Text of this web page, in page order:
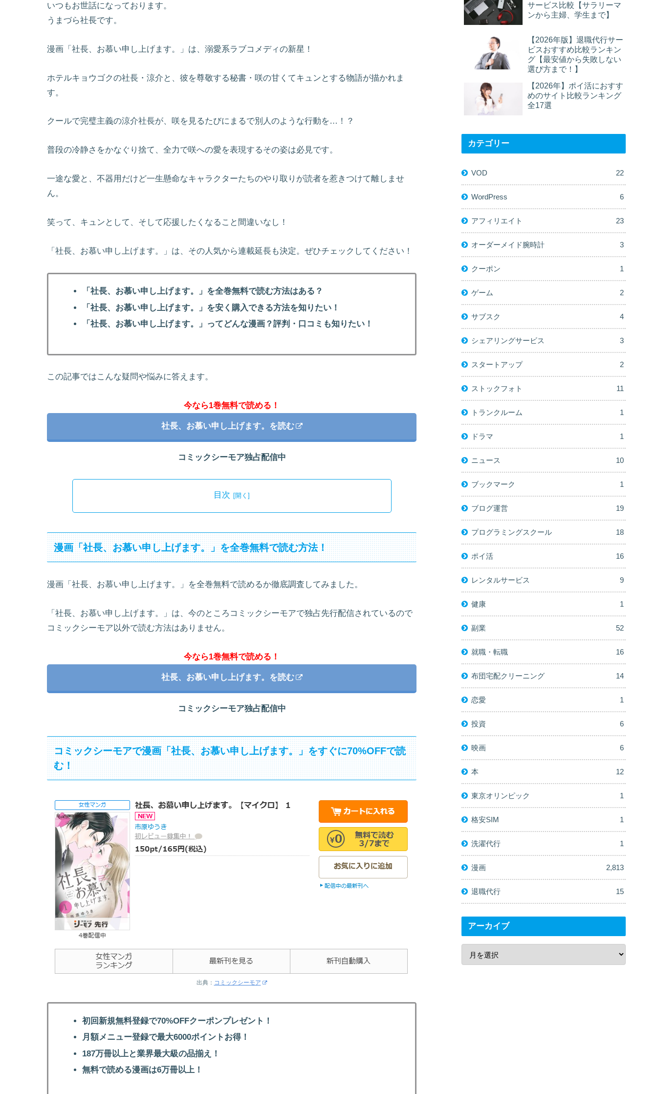
いつもお世話になっております。
うまづら社長です。
漫画「社長、お慕い申し上げます。」は、溺愛系ラブコメディの新星！
ホテルキョウゴクの社長・涼介と、彼を尊敬する秘書・咲の甘くてキュンとする物語が描かれま
す。
クールで完璧主義の涼介社長が、咲を見るたびにまるで別人のような行動を…！？
普段の冷静さをかなぐり捨て、全力で咲への愛を表現するその姿は必見です。
一途な愛と、不器用だけど一生懸命なキャラクターたちのやり取りが読者を惹きつけて離しませ
ん。
笑って、キュンとして、そして応援したくなること間違いなし！
「社長、お慕い申し上げます。」は、その人気から連載延長も決定。ぜひチェックしてください！
「社長、お慕い申し上げます。」を全巻無料で読む方法はある？
「社長、お慕い申し上げます。」を安く購入できる方法を知りたい！
「社長、お慕い申し上げます。」ってどんな漫画？評判・口コミも知りたい！
この記事ではこんな疑問や悩みに答えます。
今なら1巻無料で読める！
社長、お慕い申し上げます。を読む
コミックシーモア独占配信中
目次
漫画「社長、お慕い申し上げます。」を全巻無料で読む方法！
漫画「社長、お慕い申し上げます。」を全巻無料で読めるか徹底調査してみました。
「社長、お慕い申し上げます。」は、今のところコミックシーモアで独占先行配信されているので
コミックシーモア以外で読む方法はありません。
今なら1巻無料で読める！
社長、お慕い申し上げます。を読む
コミックシーモア独占配信中
コミックシーモアで漫画「社長、お慕い申し上げます。」をすぐに70%OFFで読
む！
出典： コミックシーモア
初回新規無料登録で70%OFFクーポンプレゼント！
月額メニュー登録で最大6000ポイントお得！
187万冊以上と業界最大級の品揃え！
無料で読める漫画は6万冊以上！
サービス比較【サラリーマ
ンから主婦、学生まで】
【2026年版】退職代行サー
ビスおすすめ比較ランキン
グ【最安値から失敗しない
選び方まで！】
【2026年】ポイ活におすす
めのサイト比較ランキング
全17選
カテゴリー
VOD 22
WordPress 6
アフィリエイト 23
オーダーメイド腕時計 3
クーポン 1
ゲーム 2
サブスク 4
シェアリングサービス 3
スタートアップ 2
ストックフォト 11
トランクルーム 1
ドラマ 1
ニュース 10
ブックマーク 1
ブログ運営 19
プログラミングスクール 18
ポイ活 16
レンタルサービス 9
健康 1
副業 52
就職・転職 16
布団宅配クリーニング 14
恋愛 1
投資 6
映画 6
本 12
東京オリンピック 1
格安SIM 1
洗濯代行 1
漫画 2,813
退職代行 15
アーカイブ